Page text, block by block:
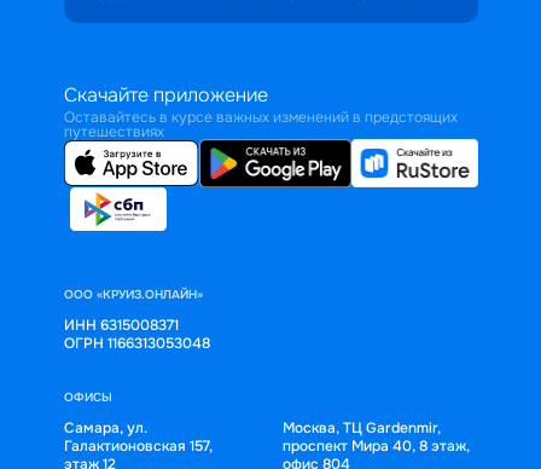
Скачайте приложение
Оставайтесь в курсе важных изменений в предстоящих
путешествиях
ООО «КРУИЗ.ОНЛАЙН»
ИНН 6315008371
ОГРН 1166313053048
ОФИСЫ
Самара, ул.
Галактионовская 157,
этаж 12
Москва, ТЦ Gardenmir,
проспект Мира 40, 8 этаж,
офис 804